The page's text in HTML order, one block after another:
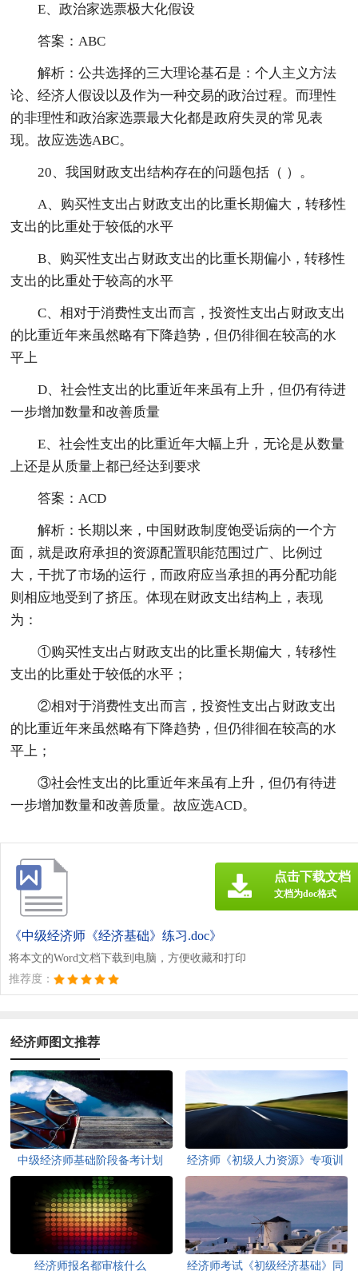
E、政治家选票极大化假设
答案：ABC
解析：公共选择的三大理论基石是：个人主义方法
论、经济人假设以及作为一种交易的政治过程。而理性
的非理性和政治家选票最大化都是政府失灵的常见表
现。故应选选ABC。
20、我国财政支出结构存在的问题包括（ ）。
A、购买性支出占财政支出的比重长期偏大，转移性
支出的比重处于较低的水平
B、购买性支出占财政支出的比重长期偏小，转移性
支出的比重处于较高的水平
C、相对于消费性支出而言，投资性支出占财政支出
的比重近年来虽然略有下降趋势，但仍徘徊在较高的水
平上
D、社会性支出的比重近年来虽有上升，但仍有待进
一步增加数量和改善质量
E、社会性支出的比重近年大幅上升，无论是从数量
上还是从质量上都已经达到要求
答案：ACD
解析：长期以来，中国财政制度饱受诟病的一个方
面，就是政府承担的资源配置职能范围过广、比例过
大，干扰了市场的运行，而政府应当承担的再分配功能
则相应地受到了挤压。体现在财政支出结构上，表现
为：
①购买性支出占财政支出的比重长期偏大，转移性
支出的比重处于较低的水平；
②相对于消费性支出而言，投资性支出占财政支出
的比重近年来虽然略有下降趋势，但仍徘徊在较高的水
平上；
③社会性支出的比重近年来虽有上升，但仍有待进
一步增加数量和改善质量。故应选ACD。
《中级经济师《经济基础》练习.doc》
将本文的Word文档下载到电脑，方便收藏和打印
推荐度：
点击下载文档
文档为doc格式
经济师图文推荐
中级经济师基础阶段备考计划
经济师《初级人力资源》专项训
练
经济师报名都审核什么 经济师考试《初级经济基础》同